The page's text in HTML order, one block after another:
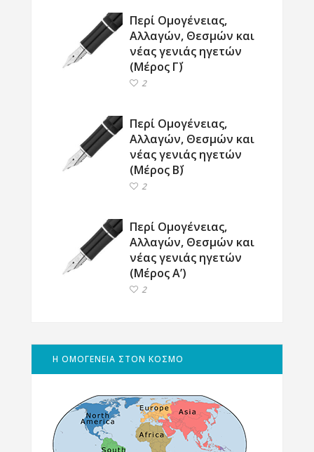
Περί Ομογένειας,
Αλλαγών, Θεσμών και
νέας γενιάς ηγετών
(Μέρος Γ΄)
2
Περί Ομογένειας,
Αλλαγών, Θεσμών και
νέας γενιάς ηγετών
(Μέρος Β΄)
2
Περί Ομογένειας,
Αλλαγών, Θεσμών και
νέας γενιάς ηγετών
(Μέρος Α’)
2
Η ΟΜΟΓΕΝΕΙΑ ΣΤΟΝ ΚΟΣΜΟ